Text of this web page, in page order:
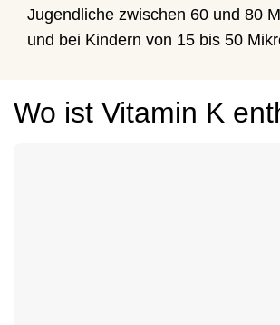
Jugendliche zwischen 60 und 80
und bei Kindern von 15 bis 50
Wo ist Vitamin K